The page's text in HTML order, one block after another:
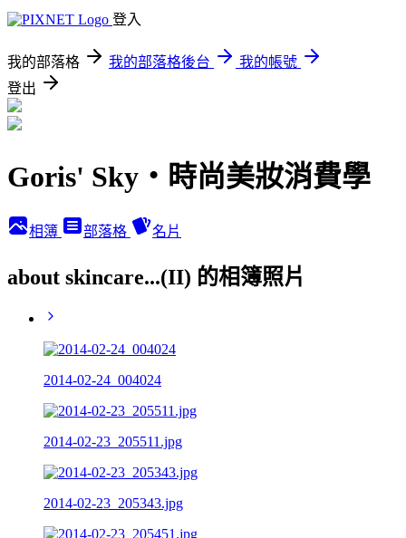
登入
我的部落格 我的部落格後台
我的帳號
登出
Goris' Sky‧時尚美妝消費學
相簿 部落格 名片
about skincare...(II) 的相簿照片
2014-02-24_004024
2014-02-23_205511.jpg
2014-02-23_205343.jpg